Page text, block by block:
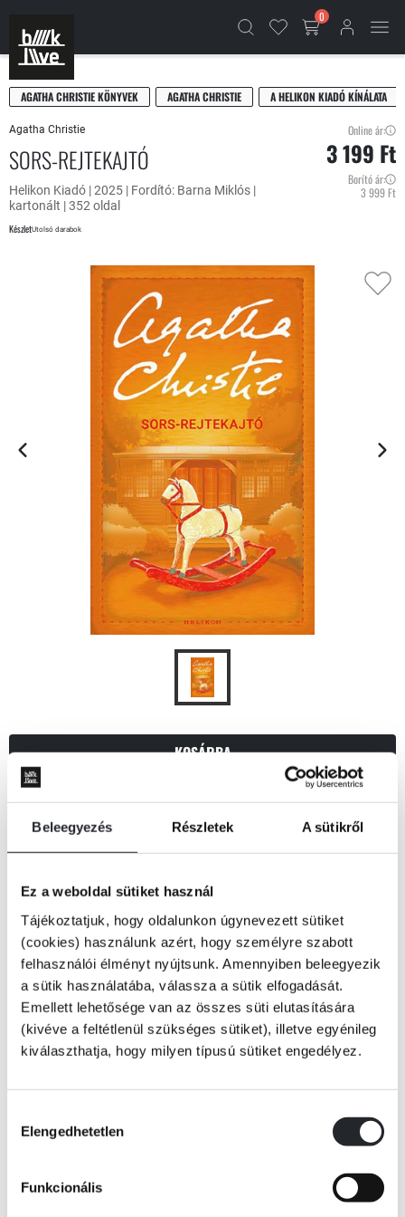
Beleegyezés Részletek A sütikről
Ez a weboldal sütiket használ
Tájékoztatjuk, hogy oldalunkon úgynevezett sütiket
(cookies) használunk azért, hogy személyre szabott
felhasználói élményt nyújtsunk. Amennyiben beleegyezik
a sütik használatába, válassza a sütik elfogadását.
Emellett lehetősége van az összes süti elutasítására
(kivéve a feltétlenül szükséges sütiket), illetve egyénileg
kiválaszthatja, hogy milyen típusú sütiket engedélyez.
kiválasztása
Elengedhetetlen
Funkcionális
0
AGATHA CHRISTIE KÖNYVEK AGATHA CHRISTIE A HELIKON KIADÓ KÍNÁLATA
Agatha Christie
SORS-REJTEKAJTÓ
Helikon Kiadó | 2025 | Fordító: Barna Miklós |
kartonált | 352 oldal
KészletUtolsó darabok
Online ár:
3 199 Ft
Borító ár:
3 999 Ft
KOSÁRBA
Kedvenc nyomozóházaspárunk, Tommy és Tuppence a csendes öregkor
falucskának tűnő Hollowquay, sem a pihenésre kiszemelt ház nem
megörökölt könyvben egy régmúlt gyilkosságot sejtető üzenetre lel,
azonnal szimatot fog – hogy aztán hamarosan már mindketten azt
próbálják kitalálni, ki lehet az a Mary Jordan, aki „nem természetes
halált halt”. S bár hamar kiderül, a gyilkosság hosszú évtizedekkel
azelőtt történt, épp a krimi királynőjétől tudjuk: régi bűnnek hosszú az
árnyéka…
Tovább
KÖNYV ADATAI
VIDEÓK
RÉSZLET A KÖNYVBŐL